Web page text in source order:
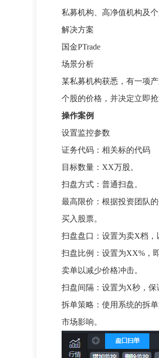
私募机构、高净值机构及
解决方案
国金PTrade
场景分析
某私募机构获悉，有一项
个股的价格，并决定立即
操作案例
设置监控参数
证务代码：相关标的代码
目标数量：XX万股。
扫盘方式：普通扫盘。
最高限价：根据投资团队
买入股票。
扫盘盘口：设置为卖X档，
扫盘比例：设置为XX%，
卖单以减少价格冲击。
扫盘间隔：设置为X秒，保
拆单策略：使用系统的拆
市场影响。